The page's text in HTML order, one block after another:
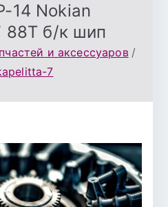
14 Nokian
88Т б/к шип
и аксессуаров
7